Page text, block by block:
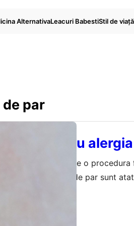
AlternativaLeacuri BabestiStil de viaţă
par
pentru
vopsirea parului e o
ca in vopseaua de par sunt
de par…